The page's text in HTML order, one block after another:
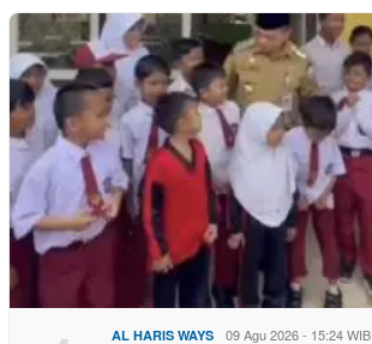
AL HARIS WAYS 09 Agu 2026 - 15:24 WIB